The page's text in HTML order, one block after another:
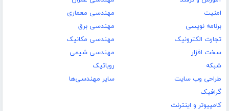
امنیت
برنامه نویسی
تجارت الکترونیک
سخت افزار
شبکه
طراحی وب سایت
گرافیک
کامپیوتر و اینترنت
مهندسی معماری
مهندسی برق
مهندسی مکانیک
مهندسی شیمی
روباتیک
سایر مهندسی‌ها